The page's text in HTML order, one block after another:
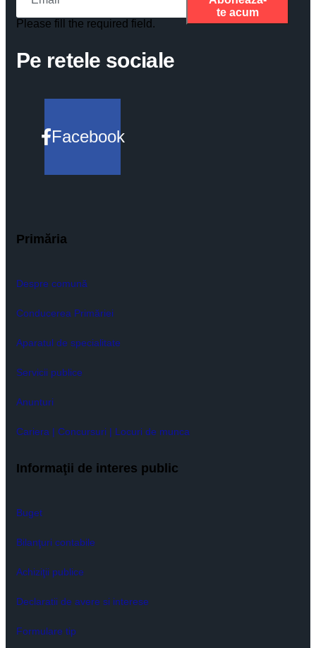
Please fill the required field.
te acum
Pe retele sociale
Facebook
Primăria
Despre comună
Conducerea Primăriei
Aparatul de specialitate
Servicii publice
Anunturi
Cariera | Concursuri | Locuri de munca
Informaţii de interes public
Buget
Bilanţuri contabile
Achiziţii publice
Declaratii de avere si interese
Formulare tip